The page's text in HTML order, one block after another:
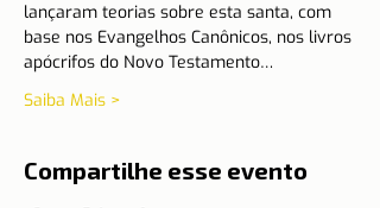
lançaram teorias sobre esta santa, com
base nos Evangelhos Canônicos, nos livros
apócrifos do Novo Testamento…
Saiba Mais >
Compartilhe esse evento